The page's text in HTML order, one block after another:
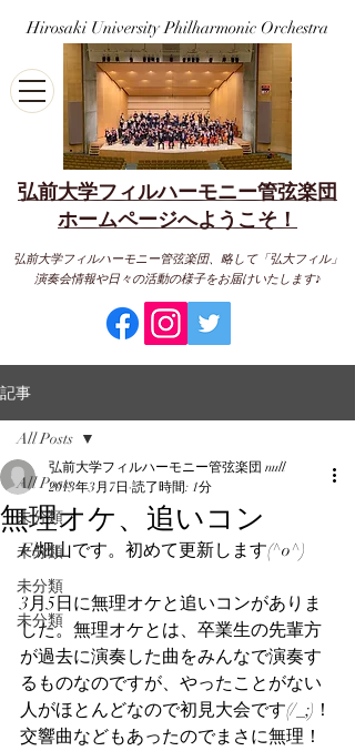
弘前大学フィルハーモニー管弦楽団
​ホームページへようこそ！
Hirosaki University Philharmonic Orchestra
弘前大学フィルハーモニー管弦楽団、略して「弘大フィル」
演奏会情報や日々の活動の様子をお届けいたします♪
記事
All Posts
未分類
未分類
未分類
未分類
All Posts
無理オケ、追いコン
弘前大学フィルハーモニー管弦楽団 null
2013年3月7日 読了時間: 1分
Fl畑山です。初めて更新します(^o^)
3月5日に無理オケと追いコンがありま
した。無理オケとは、卒業生の先輩方
が過去に演奏した曲をみんなで演奏す
るものなのですが、やったことがない
人がほとんどなので初見大会です(/_;)！
交響曲などもあったのでまさに無理！